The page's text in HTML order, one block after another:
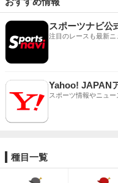
スポーツナビ公
注目のレースも最新
Yahoo! JAPAN
スポーツ情報やニュ
種目一覧